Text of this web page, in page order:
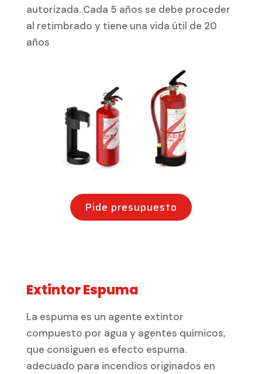
autorizada. Cada 5 años se debe proceder
al retimbrado y tiene una vida útil de 20
años
Pide presupuesto
Extintor Espuma
La espuma es un agente extintor
compuesto por agua y agentes químicos,
que consiguen es efecto espuma.
adecuado para incendios originados en